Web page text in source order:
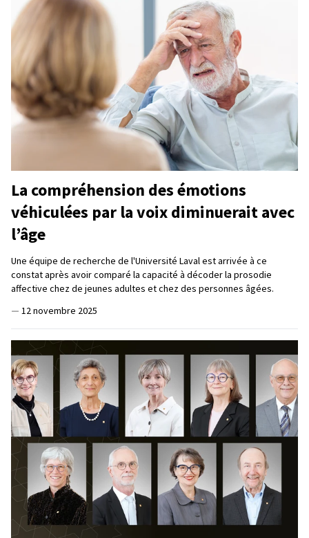
La compréhension des émotions
véhiculées par la voix diminuerait avec
l’âge
Une équipe de recherche de l'Université Laval est arrivée à ce
constat après avoir comparé la capacité à décoder la prosodie
affective chez de jeunes adultes et chez des personnes âgées.
— 12 novembre 2025